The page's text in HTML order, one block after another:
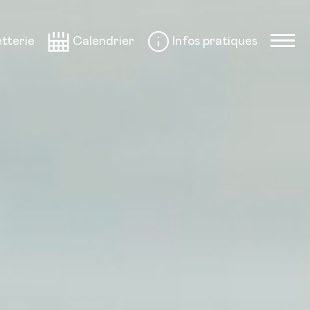
Calendrier Infos pratiques